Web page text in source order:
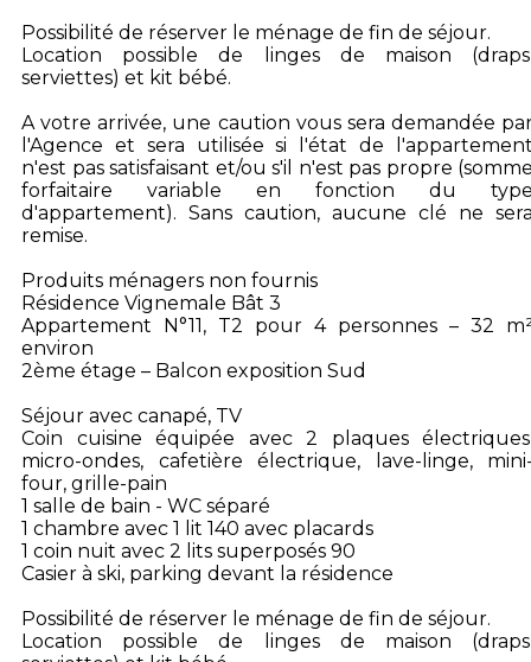
Possibilité de réserver le ménage de fin de séjour.
Location possible de linges de maison
serviettes) et kit bébé.
A votre arrivée, une caution vous sera demandée
l'Agence et sera utilisée si l'état de
n'est pas satisfaisant et/ou s'il n'est pas propre
forfaitaire variable en fonction du
d'appartement). Sans caution, aucune clé ne
remise.
Produits ménagers non fournis
Résidence Vignemale Bât 3
Appartement N°11, T2 pour 4 personnes – 32
environ
2ème étage – Balcon exposition Sud
Séjour avec canapé, TV
Coin cuisine équipée avec 2 plaques
micro-ondes, cafetière électrique, lave-linge,
four, grille-pain
1 salle de bain - WC séparé
1 chambre avec 1 lit 140 avec placards
1 coin nuit avec 2 lits superposés 90
Casier à ski, parking devant la résidence
Possibilité de réserver le ménage de fin de séjour.
Location possible de linges de maison